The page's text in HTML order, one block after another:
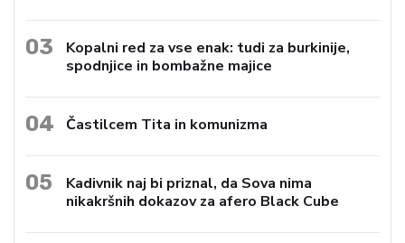
03
Kopalni red za vse enak: tudi za burkinije,
spodnjice in bombažne majice
04 Častilcem Tita in komunizma
05
Kadivnik naj bi priznal, da Sova nima
nikakršnih dokazov za afero Black Cube